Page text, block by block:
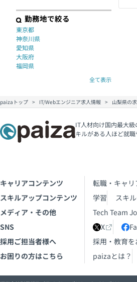
勤務地で絞る
東京都
神奈川県
愛知県
大阪府
福岡県
全て表示
paizaトップ IT/Webエンジニア求人情報 山梨県の
IT人材向け国内最大
キルがある人ほど就
キャリアコンテンツ 転職・キャリ
スキルアップコンテンツ
学習 スキ
メディア・その他
Tech Team
SNS
X
採用ご担当者様へ
採用・教育
お困りの方はこちら
paizaとは？